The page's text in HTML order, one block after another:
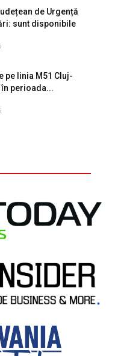
de Urgență
sunt disponibile
pe linia M51 Cluj-
în perioada...